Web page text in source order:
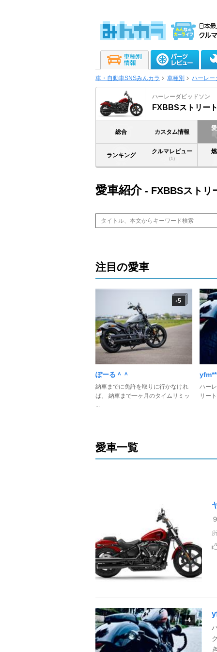
車・自動車SNSみんカラ 車種別 ハーレー
ハーレーダビッドソン
FXBBSストリー
総合 カスタム情報
ランキング
クルマレビュー
(1)
愛車紹介- FXBBSストリ
注目の愛車
+5
ぽーる＾＾
納車までに免許を取りに行かなけれ
ば。 納車まで一ヶ月のタイムリミッ
...
ハー
リー
愛車一覧
+4